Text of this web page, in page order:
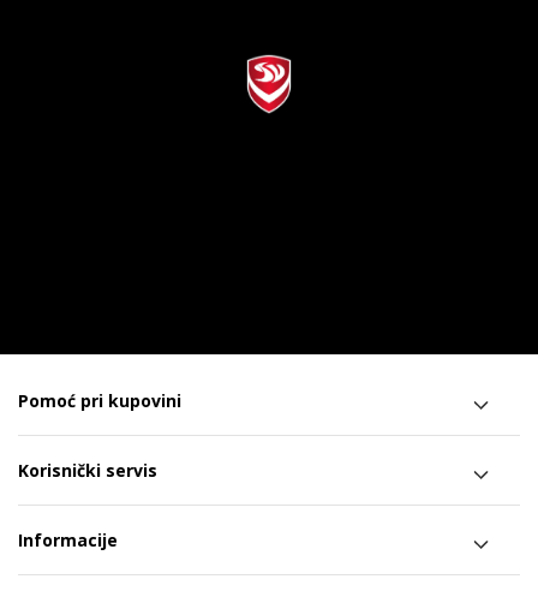
Pomoć pri kupovini
Korisnički servis
Informacije